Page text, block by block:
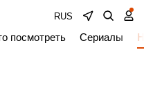
RUS
посмотреть Сериалы